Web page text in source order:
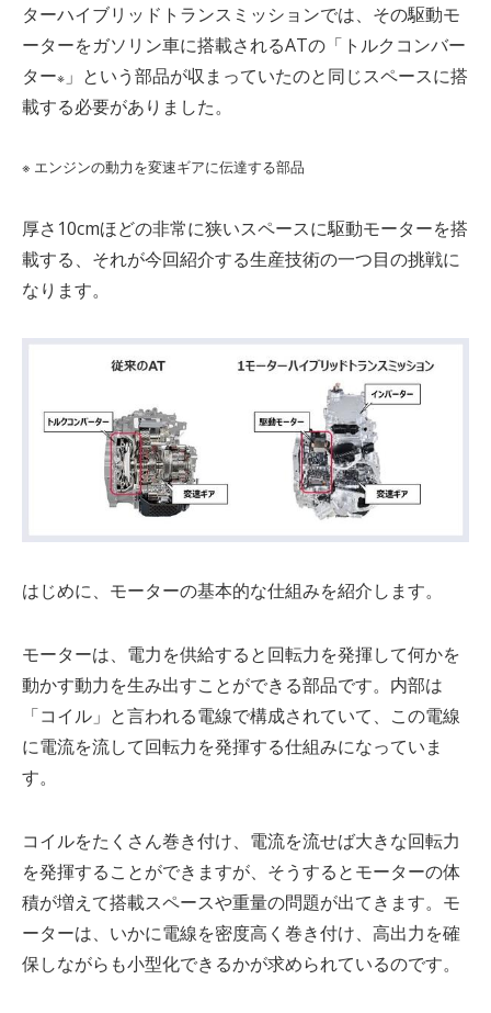
ターハイブリッドトランスミッションでは、その駆動モ
ーターをガソリン車に搭載されるATの「トルクコンバー
ター※ 」という部品が収まっていたのと同じスペースに搭
載する必要がありました。
※ エンジンの動力を変速ギアに伝達する部品
厚さ 10cmほどの非常に狭いスペースに駆動モーターを搭
載する、それが今回紹介する生産技術の一つ目の挑戦に
なります。
はじめに、モーターの基本的な仕組みを紹介します。
モーターは、電力を供給すると回転力を発揮して何かを
動かす動力を生み出すことができる部品です。内部は
「コイル」と言われる電線で構成されていて、この電線
に電流を流して回転力を発揮する仕組みになっていま
す。
コイルをたくさん巻き付け、電流を流せば大きな回転力
を発揮することができますが、そうするとモーターの体
積が増えて搭載スペースや重量の問題が出てきます。モ
ーターは、いかに電線を密度高く巻き付け、高出力を確
保しながらも小型化できるかが求められているのです。